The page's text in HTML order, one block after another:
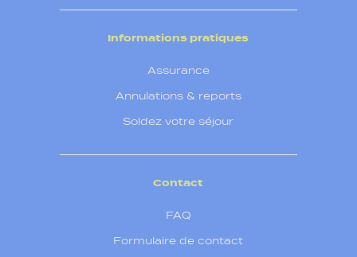
Informations pratiques
Assurance
Annulations & reports
Soldez votre séjour
Contact
FAQ
Formulaire de contact